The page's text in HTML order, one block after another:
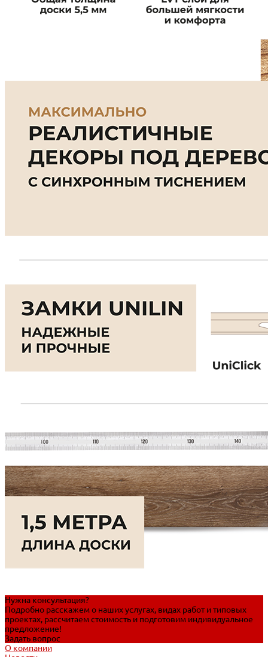
Нужна консультация?
Подробно расскажем о наших услугах, видах работ и типовых
проектах, рассчитаем стоимость и подготовим индивидуальное
предложение!
Задать вопрос
О компании